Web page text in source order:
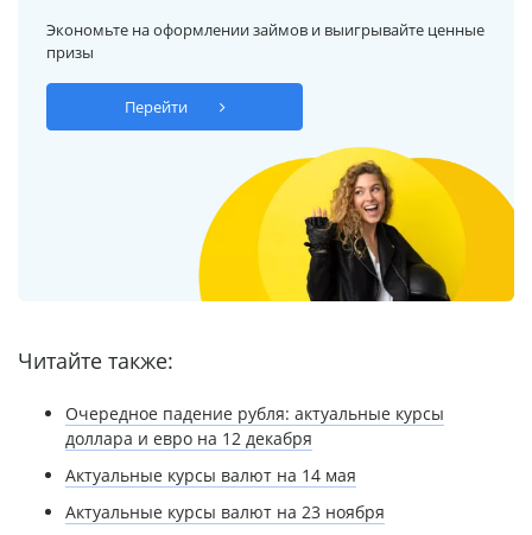
Экономьте на оформлении займов и выигрывайте ценные
призы
Перейти
Читайте также:
Очередное падение рубля: актуальные курсы
доллара и евро на 12 декабря
Актуальные курсы валют на 14 мая
Актуальные курсы валют на 23 ноября